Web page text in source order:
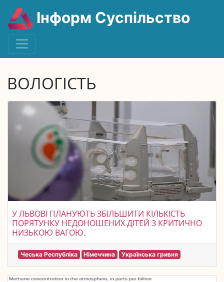
Інформ Суспільство
ВОЛОГІСТЬ
У ЛЬВОВІ ПЛАНУЮТЬ ЗБІЛЬШИТИ КІЛЬКІСТЬ
ПОРЯТУНКУ НЕДОНОШЕНИХ ДІТЕЙ З КРИТИЧНО
НИЗЬКОЮ ВАГОЮ.
Чеська Республіка Німеччина Українська гривня